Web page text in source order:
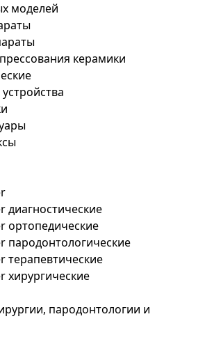
моделей
керамики
диагностические
ортопедические
пародонтологические
терапевтические
хирургические
пародонтологии и